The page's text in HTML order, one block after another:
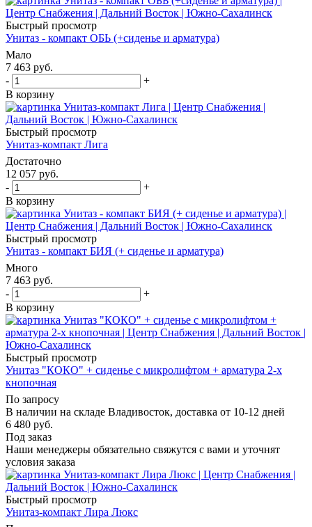
Быстрый просмотр
Унитаз - компакт ОБЬ (+сиденье и арматура)
Мало
7 463 руб.
-
+
В корзину
Быстрый просмотр
Унитаз-компакт Лига
Достаточно
12 057 руб.
-
+
В корзину
Быстрый просмотр
Унитаз - компакт БИЯ (+ сиденье и арматура)
Много
7 463 руб.
-
+
В корзину
Быстрый просмотр
Унитаз "КОКО" + сиденье с микролифтом + арматура 2-х
кнопочная
По запросу
В наличии на складе Владивосток, доставка от 10-12 дней
6 480 руб.
Под заказ
Наши менеджеры обязательно свяжутся с вами и уточнят
условия заказа
Быстрый просмотр
Унитаз-компакт Лира Люкс